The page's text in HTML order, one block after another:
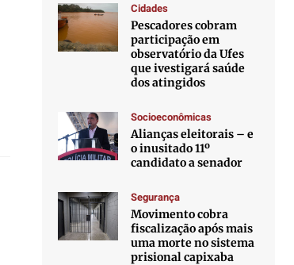
Cidades
Pescadores cobram
participação em
observatório da Ufes
que ivestigará saúde
dos atingidos
Socioeconômicas
Alianças eleitorais – e
o inusitado 11º
candidato a senador
Segurança
Movimento cobra
fiscalização após mais
uma morte no sistema
prisional capixaba